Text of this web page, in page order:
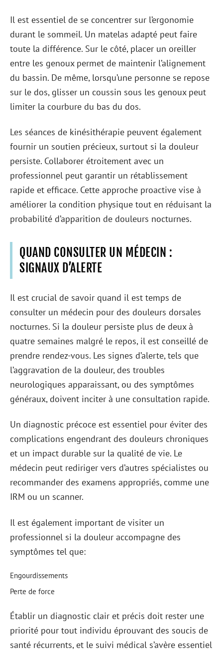
Il est essentiel de se concentrer sur l’ergonomie
durant le sommeil. Un matelas adapté peut faire
toute la différence. Sur le côté, placer un oreiller
entre les genoux permet de maintenir l’alignement
du bassin. De même, lorsqu’une personne se repose
sur le dos, glisser un coussin sous les genoux peut
limiter la courbure du bas du dos.
Les séances de kinésithérapie peuvent également
fournir un soutien précieux, surtout si la douleur
persiste. Collaborer étroitement avec un
professionnel peut garantir un rétablissement
rapide et efficace. Cette approche proactive vise à
améliorer la condition physique tout en réduisant la
probabilité d’apparition de douleurs nocturnes.
QUAND CONSULTER UN MÉDECIN :
SIGNAUX D’ALERTE
Il est crucial de savoir quand il est temps de
consulter un médecin pour des douleurs dorsales
nocturnes. Si la douleur persiste plus de deux à
quatre semaines malgré le repos, il est conseillé de
prendre rendez-vous. Les signes d’alerte, tels que
l’aggravation de la douleur, des troubles
neurologiques apparaissant, ou des symptômes
généraux, doivent inciter à une consultation rapide.
Un diagnostic précoce est essentiel pour éviter des
complications engendrant des douleurs chroniques
et un impact durable sur la qualité de vie. Le
médecin peut rediriger vers d’autres spécialistes ou
recommander des examens appropriés, comme une
IRM ou un scanner.
Il est également important de visiter un
professionnel si la douleur accompagne des
symptômes tel que:
Engourdissements
Perte de force
Établir un diagnostic clair et précis doit rester une
priorité pour tout individu éprouvant des soucis de
santé récurrents, et le suivi médical s’avère essentiel